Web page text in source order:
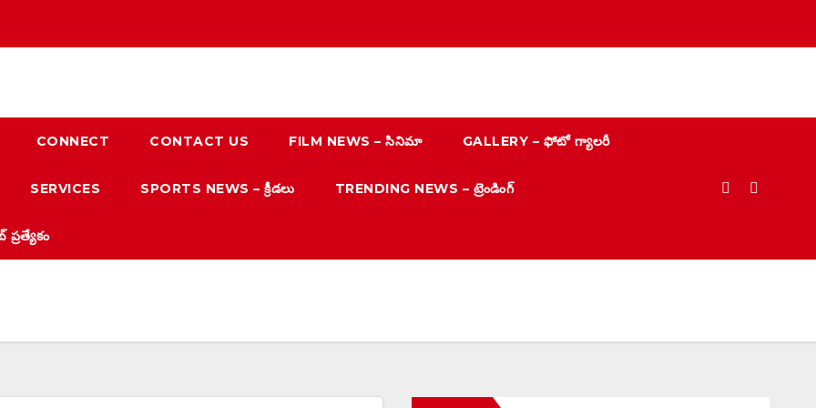
CONNECT CONTACT US FILM NEWS – సినిమా GALLERY – ఫోటో గ్యాలరీ
SERVICES SPORTS NEWS – క్రీడలు TRENDING NEWS – ట్రెండింగ్